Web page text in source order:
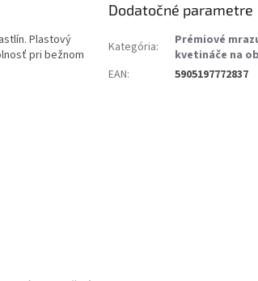
Plastový
pri bežnom
Dodatočné parametre
Kategória:
Prémiové
kvetináče na
EAN: 5905197772837